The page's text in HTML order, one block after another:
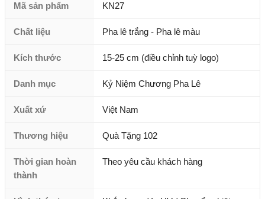
Mã sản phẩm KN27
Chất liệu Pha lê trắng - Pha lê màu
Kích thước 15-25 cm (điều chỉnh tuỳ logo)
Danh mục Kỷ Niệm Chương Pha Lê
Xuất xứ Việt Nam
Thương hiệu Quà Tặng 102
Thời gian hoàn
thành
Theo yêu cầu khách hàng